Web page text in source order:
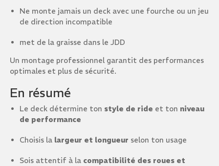
Ne monte jamais un deck avec une fourche ou un jeu
de direction incompatible
met de la graisse dans le JDD
Un montage professionnel garantit des performances
optimales et plus de sécurité.
En résumé
Le deck détermine ton style de ride et ton niveau
de performance
Choisis la largeur et longueur selon ton usage
Sois attentif à la compatibilité des roues et